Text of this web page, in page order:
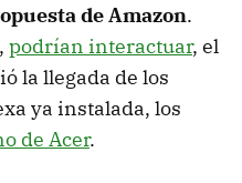
de Amazon.
podrían interactuar, el
la llegada de los
ya instalada, los
de Acer.